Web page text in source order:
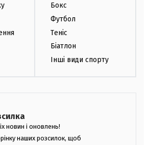
Бокс
Футбол
Теніс
Біатлон
Інші види спорту
новин і оновлень!
наших розсилок, щоб